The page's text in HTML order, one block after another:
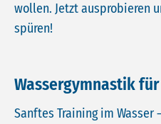
wollen. Jetzt ausprobieren
spüren!
Wassergymnastik
Sanftes Training im